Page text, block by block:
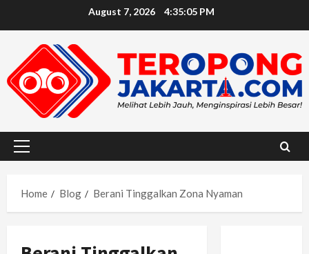
August 7, 2026 4:35:06 PM
Primary
Home
Blog Berani Tinggalkan Zona Nyaman